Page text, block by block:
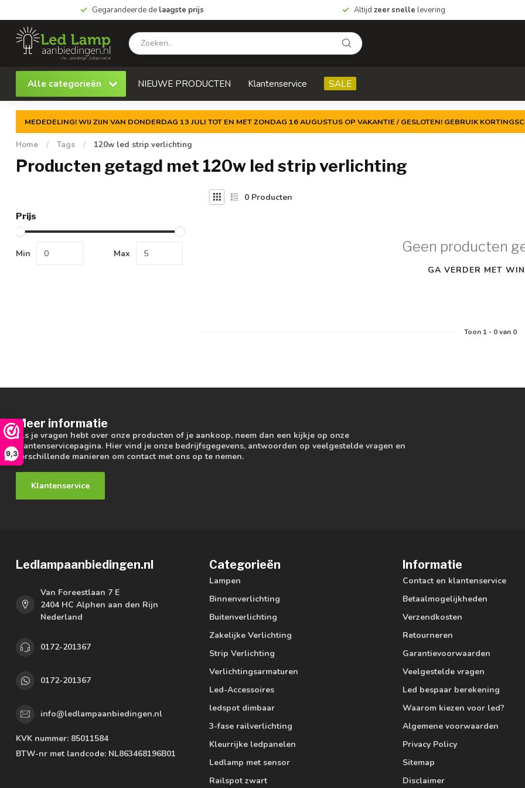
9,3
Gegarandeerde de laagste prijs Altijd zeer snelle levering
Alle categorieën NIEUWE PRODUCTEN Klantenservice SALE
MEDEDELING! WIJ ZIJN VAN DONDERDAG 13 JULI TOT EN MET ZONDAG 16 AUGUSTUS OP VAKANTIE / GESLOTEN! GEBRUIK
Home / Tags / 120w led strip verlichting
Producten getagd met 120w led strip verlichting
Prijs
Min Max
0 Producten
Geen producten
GA VERDER MET
Toon 1- 0van 0
Meer informatie
Als je vragen hebt over onze producten of je aankoop, neem dan een kijkje op onze
klantenservicepagina. Hier vind je onze bedrijfsgegevens, antwoorden op veelgestelde vragen en
verschillende manieren om contact met ons op te nemen.
Klantenservice
Ledlampaanbiedingen.nl
Van Foreestlaan 7 E
2404 HC Alphen aan den Rijn
Nederland
0172-201367
0172-201367
info@ledlampaanbiedingen.nl
KVK nummer: 85011584
BTW-nr met landcode: NL863468196B01
Categorieën
Lampen
Binnenverlichting
Buitenverlichting
Zakelijke Verlichting
Strip Verlichting
Verlichtingsarmaturen
Led-Accessoires
ledspot dimbaar
3-fase railverlichting
Kleurrijke ledpanelen
Ledlamp met sensor
Railspot zwart
Informatie
Contact en klantenservice
Betaalmogelijkheden
Verzendkosten
Retourneren
Garantievoorwaarden
Veelgestelde vragen
Led bespaar berekening
Waarom kiezen voor led?
Algemene voorwaarden
Privacy Policy
Sitemap
Disclaimer